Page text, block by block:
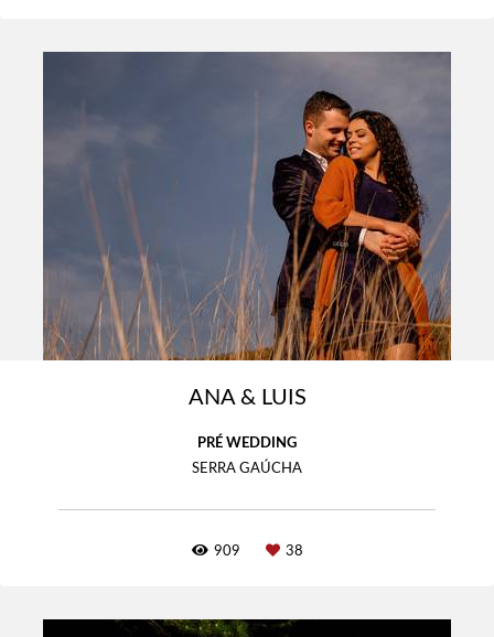
ANA & LUIS
PRÉ WEDDING
SERRA GAÚCHA
909 38